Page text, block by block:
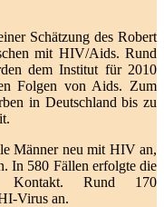
Schätzung des Robert
mit HIV/Aids. Rund
dem Institut für 2010
Folgen von Aids. Zum
in Deutschland bis zu
Männer neu mit HIV an,
In 580 Fällen erfolgte die
Kontakt. Rund 170
Virus an.